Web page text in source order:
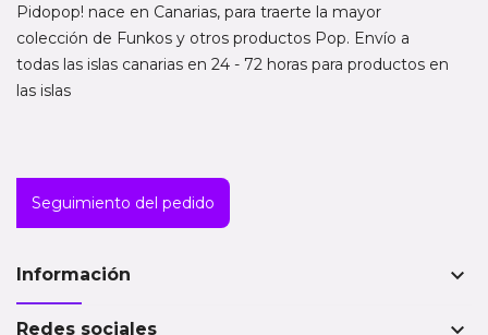
Pidopop! nace en Canarias, para traerte la mayor
colección de Funkos y otros productos Pop. Envío a
todas las islas canarias en 24 - 72 horas para productos en
las islas
Seguimiento del pedido
Información keyboard_arrow_down
Redes sociales